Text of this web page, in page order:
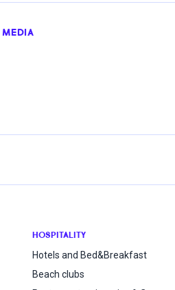
HOSPITALITY
Hotels and Bed&Breakfast
Beach clubs